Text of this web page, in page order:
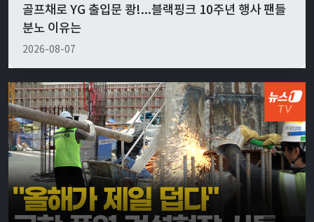
골프채로 YG 출입문 쾅!...블랙핑크 10주년 행사 팬들
분노 이유는
2026-08-07